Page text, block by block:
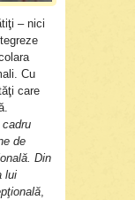
– nici
Cu
care
de
Din
lui